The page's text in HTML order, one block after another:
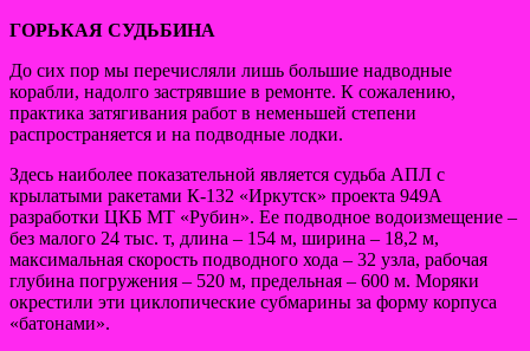
ГОРЬКАЯ СУДЬБИНА
До сих пор мы перечисляли лишь большие надводные
корабли, надолго застрявшие в ремонте. К сожалению,
практика затягивания работ в неменьшей степени
распространяется и на подводные лодки.
Здесь наиболее показательной является судьба АПЛ с
крылатыми ракетами К-132 «Иркутск» проекта 949А
разработки ЦКБ МТ «Рубин». Ее подводное водоизмещение –
без малого 24 тыс. т, длина – 154 м, ширина – 18,2 м,
максимальная скорость подводного хода – 32 узла, рабочая
глубина погружения – 520 м, предельная – 600 м. Моряки
окрестили эти циклопические субмарины за форму корпуса
«батонами».